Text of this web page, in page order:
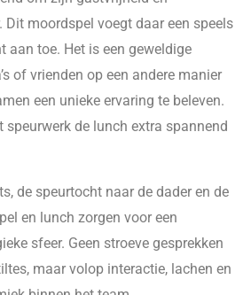
Dit moordspel voegt daar een speels
aan toe. Het is een geweldige
of vrienden op een andere manier
een unieke ervaring te beleven.
speurwerk de lunch extra spannend
de speurtocht naar de dader en de
en lunch zorgen voor een
sfeer. Geen stroeve gesprekken
maar volop interactie, lachen en